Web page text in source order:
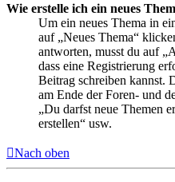
Wie erstelle ich ein neues
Um ein neues Thema in
auf „Neues Thema“
antworten, musst du auf
dass eine Registrierung
Beitrag schreiben kannst.
am Ende der Foren- und
„Du darfst neue Themen
erstellen“ usw.
Nach oben